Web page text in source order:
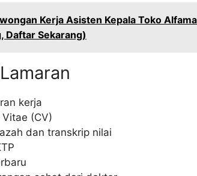
Kerja Asisten Kepala Toko
Daftar Sekarang)
kerja
(CV)
dan transkrip nilai